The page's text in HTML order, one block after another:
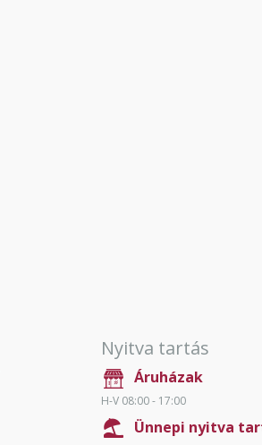
Nyitva tartás
Áruházak
H-V 08:00 - 17:00
Ünnepi nyitva